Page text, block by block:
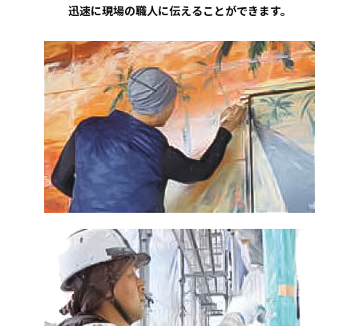
ルーム店
熊本県熊本市で雨漏り修理なら｜スターペイント熊本南ショ
ールーム店
アフターサービス・品質管理
ショールームのご紹介
カラーシミュレーション
よくあるご質問
スタッフ紹介
迅速に現場の職人に伝えることができます。